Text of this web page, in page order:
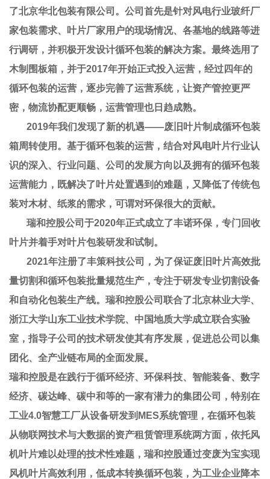
了北京华北包装有限公司。公司首先是针对风电行业玻纤厂
家包装需求、叶片厂家用户的现场情况、各基地的线路等进
行调研，并积极开发设计循环包装的解决方案。最终选用了
木制围板箱，并于2017年开始正式投入运营，经过四年的
循环包装的运营，逐步完善了运营系统，让资产管控更严
密，物流协配更顺畅，运营管理也日趋成熟。
2019年我们发现了新的机遇——废旧叶片制成循环包装
箱周转使用。 基于循环包装的运营，结合对风电叶片行业认
识的深入、行业问题、公司的发展方向以及拥有的循环包装
运营能力， 既解决了叶片处置遇到的难题，又降低了传统包
装对木材、纸浆的需求，可谓对环保很大的贡献。
瑞和控股公司于2020年正式成立了丰诺环保，专门回收
叶片并着手对叶片包装研发和试制。
2021年注册了丰策科技公司， 为了保证废旧叶片高效批
量切割和循环包装批量规范生产，专注于研发专业切割设备
和自动化包装生产线。瑞和控股公司联合了北京林业大学、
浙江大学山东工业技术学院、中国地质大学成立联合实验
室，指导子公司的技术研发使其有序发展，促进总公司以集
团化、全产业链布局的全面发展。
瑞和控股是在践行于循环经济、环保科技、智能装备、数字
经济、碳达峰、碳中和等的一家有潜力的集团公司，特别在
工业4.0智慧工厂从设备研发到MES系统管理，在循环包装
从物联网技术与大数据的资产租赁管理系统两方面，依托风
机叶片难以处理的技术性难题，瑞和控股通过变废为宝实现
风机叶片高效利用，低成本转换循环包装，为工业企业降本